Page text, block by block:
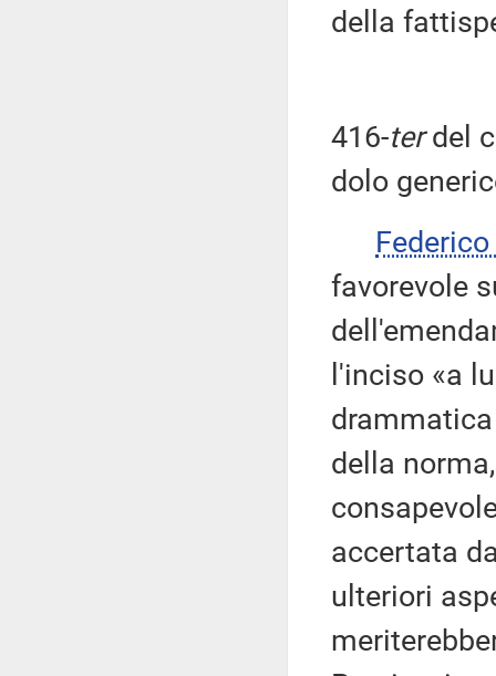
della
416-terdel
dolo
Federico
favorevole
l'inciso «a
della
accertata
ulteriori